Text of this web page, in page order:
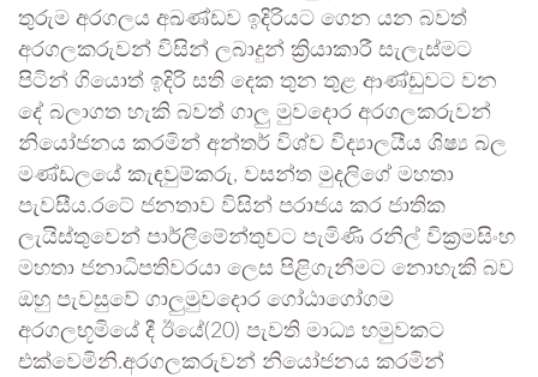
තුරුම අරගලය අඛණ්ඩව ඉදිරියට ගෙන යන බවත්
අරගලකරුවන් විසින් ලබාදුන් ක්‍රියාකාරී සැලැස්මට
පිටින් ගියොත් ඉදිරි සති දෙක තුන තුළ ආණ්ඩුවට වන
දේ බලාගත හැකි බවත් ගාලු මුවදොර අරගලකරුවන්
නියෝජනය කරමින් අන්තර් විශ්ව විද්‍යාලයීය ශිෂ්‍ය බල
මණ්ඩලයේ කැඳවුම්කරු, වසන්ත මුදලිගේ මහතා
පැවසීය.රටේ ජනතාව විසින් පරාජය කර ජාතික
ලැයිස්තුවෙන් පාර්ලිමේන්තුවට පැමිණි රනිල් වික්‍රමසිංහ
මහතා ජනාධිපතිවරයා ලෙස පිළිගැනීමට නොහැකි බව
ඔහු පැවසුවේ ගාලුමුව‍දොර ගෝඨාගෝගම
අරගලභූමියේ දී ඊයේ(20) පැවති මාධ්‍ය හමුවකට
එක්වෙමිනි.අරගලකරුවන් නියෝජනය කරමින්